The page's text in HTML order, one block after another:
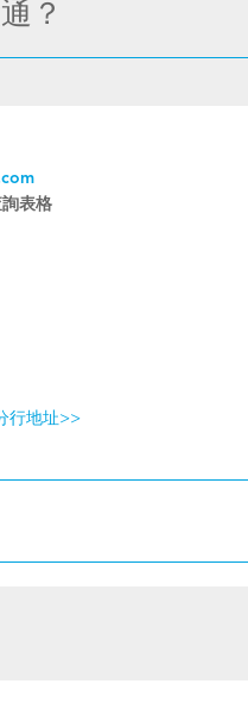
？
表格
行地址>>